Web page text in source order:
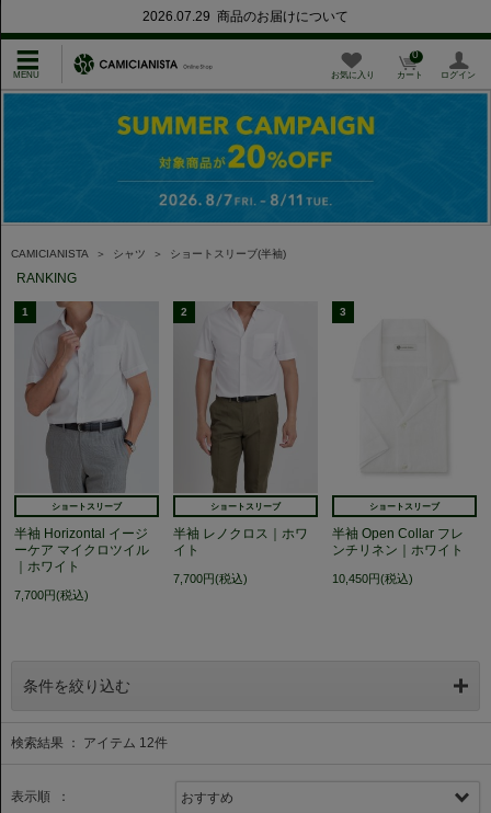
2026.07.29 商品のお届けについて
お気に入り カート
0
ログイン
CAMICIANISTA ＞ シャツ ＞ ショートスリーブ(半袖)
RANKING
1
ショートスリーブ
半袖 Horizontal イージ
ーケア マイクロツイル
｜ホワイト
7,700円(税込)
2
ショートスリーブ
半袖 レノクロス｜ホワ
イト
7,700円(税込)
3
ショートスリーブ
半袖 Open Collar フレ
ンチリネン｜ホワイト
10,450円(税込)
条件を絞り込む
検索結果 ： アイテム 12件
表示順 ：